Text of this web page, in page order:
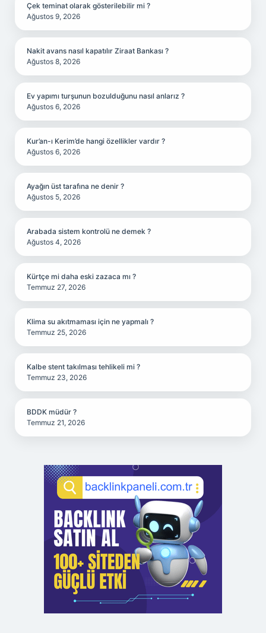
Çek teminat olarak gösterilebilir mi ?
Ağustos 9, 2026
Nakit avans nasıl kapatılır Ziraat Bankası ?
Ağustos 8, 2026
Ev yapımı turşunun bozulduğunu nasıl anlarız ?
Ağustos 6, 2026
Kur’an-ı Kerim’de hangi özellikler vardır ?
Ağustos 6, 2026
Ayağın üst tarafına ne denir ?
Ağustos 5, 2026
Arabada sistem kontrolü ne demek ?
Ağustos 4, 2026
Kürtçe mi daha eski zazaca mı ?
Temmuz 27, 2026
Klima su akıtmaması için ne yapmalı ?
Temmuz 25, 2026
Kalbe stent takılması tehlikeli mi ?
Temmuz 23, 2026
BDDK müdür ?
Temmuz 21, 2026